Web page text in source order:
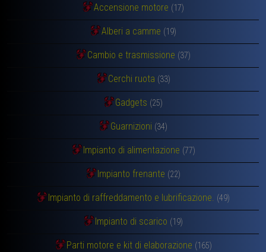
Accensione motore (17)
Alberi a camme (19)
Cambio e trasmissione (37)
Cerchi ruota (33)
Gadgets (25)
Guarnizioni (34)
Impianto di alimentazione (77)
Impianto frenante (22)
Impianto di raffreddamento e lubrificazione. (49)
Impianto di scarico (19)
Parti motore e kit di elaborazione (165)